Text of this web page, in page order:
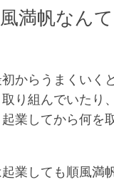
満帆なん
からうまくいく
り組んでいたり
業してから何を
業しても順風満